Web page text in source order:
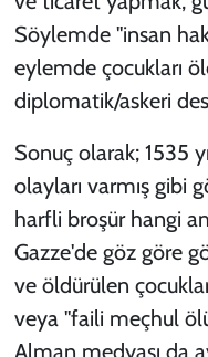
Söylemde "insan
eylemde çocukları
diplomatik/askeri
Sonuç olarak; 1535
olayları varmış gibi
harfli broşür hangi
Gazze'de göz göre
ve öldürülen
veya "faili meçhul